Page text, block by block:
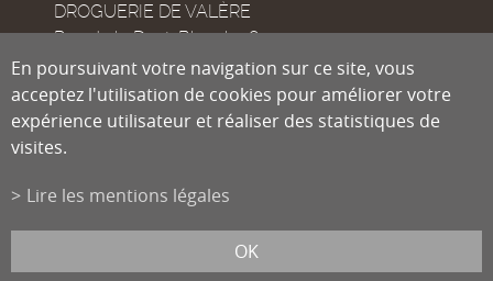
DROGUERIE DE VALÈRE
Rue de la Dent-Blanche 8
CH-1950
Sion
Tél.
info@droguiste.net
En poursuivant votre navigation sur ce site, vous
acceptez l'utilisation de cookies pour améliorer votre
expérience utilisateur et réaliser des statistiques de
visites.
Lire les mentions légales
OK